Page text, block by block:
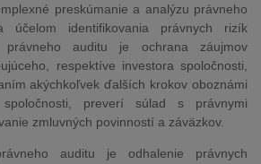
preskúmanie a analýzu právneho
účelom identifikovania právnych rizík
právneho auditu je ochrana záujmov
respektíve investora spoločnosti,
akýchkoľvek ďalších krokov oboznámi
preverí súlad s právnymi
zmluvných povinností a záväzkov.
auditu je odhalenie právnych